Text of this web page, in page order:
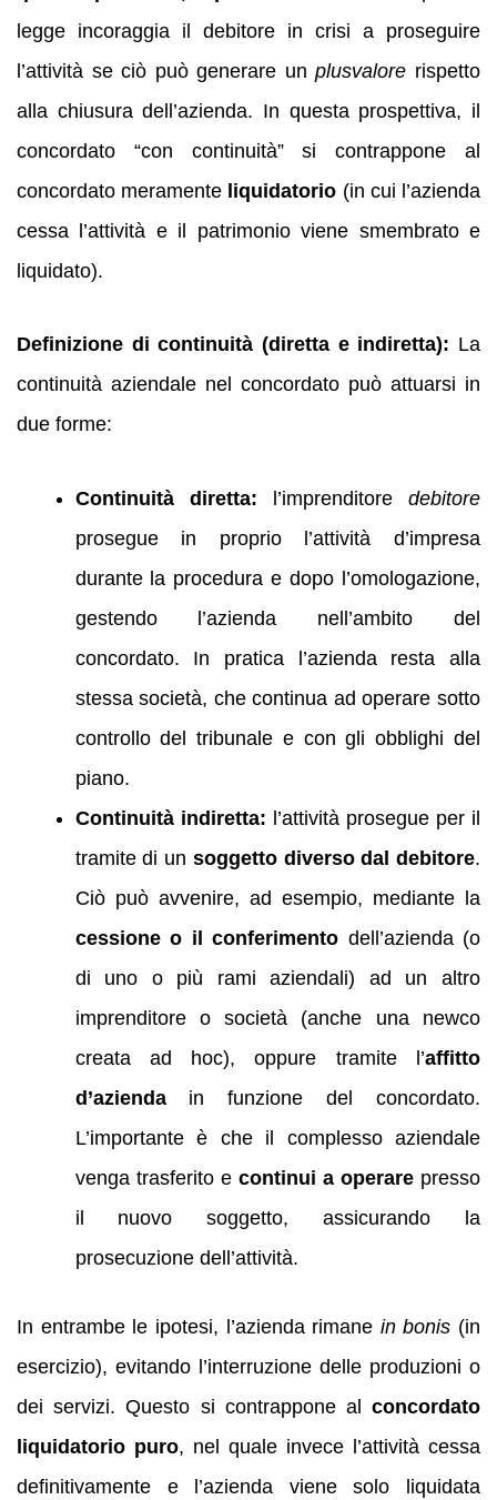
legge incoraggia il debitore in crisi a proseguire
l’attività se ciò può generare unplusvalore rispetto
alla chiusura dell’azienda. In questa prospettiva, il
concordato “con continuità” si contrappone al
concordato meramente liquidatorio (in cui l’azienda
cessa l’attività e il patrimonio viene smembrato e
liquidato).
Definizione di continuità (diretta e indiretta): La
continuità aziendale nel concordato può attuarsi in
due forme:
Continuità diretta: l’imprenditoredebitore
prosegue in proprio l’attività d’impresa
durante la procedura e dopo l’omologazione,
gestendo l’azienda nell’ambito del
concordato. In pratica l’azienda resta alla
stessa società, che continua ad operare sotto
controllo del tribunale e con gli obblighi del
piano.
Continuità indiretta: l’attività prosegue per il
tramite di un soggetto diverso dal debitore.
Ciò può avvenire, ad esempio, mediante la
cessione o il conferimento dell’azienda (o
di uno o più rami aziendali) ad un altro
imprenditore o società (anche una newco
creata ad hoc), oppure tramite l’affitto
d’aziendain funzione del concordato.
L’importante è che il complesso aziendale
venga trasferito e continui a operarepresso
il nuovo soggetto, assicurando la
prosecuzione dell’attività.
In entrambe le ipotesi, l’azienda rimane in bonis (in
esercizio), evitando l’interruzione delle produzioni o
dei servizi. Questo si contrappone al concordato
liquidatorio puro, nel quale invece l’attività cessa
definitivamente e l’azienda viene solo liquidata